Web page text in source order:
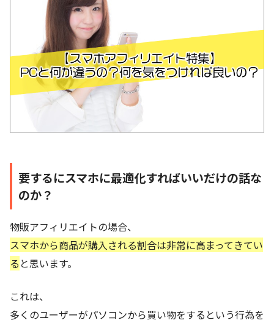
要するにスマホに最適化すればいいだけの話な
のか？
物販アフィリエイトの場合、
スマホから商品が購入される割合は非常に高まってきてい
る と思います。
これは、
多くのユーザーがパソコンから買い物をするという行為を